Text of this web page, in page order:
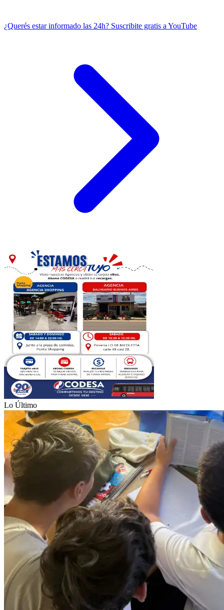
¿Querés estar informado las 24h? Suscribite gratis a YouTube
Lo Último